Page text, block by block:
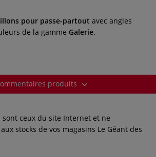
pour passe-partout avec angles
de la gamme Galerie.
produits
sont ceux du site Internet et ne
stocks de vos magasins Le Géant des